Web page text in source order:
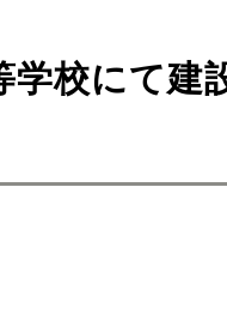
学校にて建